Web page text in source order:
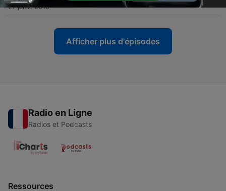
27 janv. 2019
Afficher plus d'épisodes
Radio en Ligne
Radios et Podcasts
Ressources